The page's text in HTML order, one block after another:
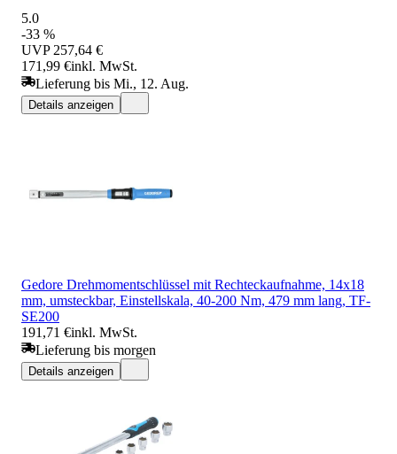
5.0
-33 %
UVP 257,64 €
171,99 €inkl. MwSt.
Lieferung bis Mi., 12. Aug.
Details anzeigen
Gedore Drehmomentschlüssel mit Rechteckaufnahme, 14x18
mm, umsteckbar, Einstellskala, 40-200 Nm, 479 mm lang, TF-
SE200
191,71 €inkl. MwSt.
Lieferung bis morgen
Details anzeigen